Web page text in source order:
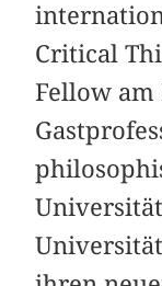
Critical
Fellow am